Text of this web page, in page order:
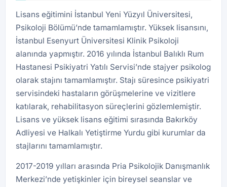
Lisans eğitimini İstanbul Yeni Yüzyıl Üniversitesi,
Psikoloji Bölümü’nde tamamlamıştır. Yüksek lisansını,
İstanbul Esenyurt Üniversitesi Klinik Psikoloji
alanında yapmıştır. 2016 yılında İstanbul Balıklı Rum
Hastanesi Psikiyatri Yatılı Servisi’nde stajyer psikolog
olarak stajını tamamlamıştır. Stajı süresince psikiyatri
servisindeki hastaların görüşmelerine ve vizitlere
katılarak, rehabilitasyon süreçlerini gözlemlemiştir.
Lisans ve yüksek lisans eğitimi sırasında Bakırköy
Adliyesi ve Halkalı Yetiştirme Yurdu gibi kurumlar da
stajlarını tamamlamıştır.
2017-2019 yılları arasında Pria Psikolojik Danışmanlık
Merkezi’nde yetişkinler için bireysel seanslar ve